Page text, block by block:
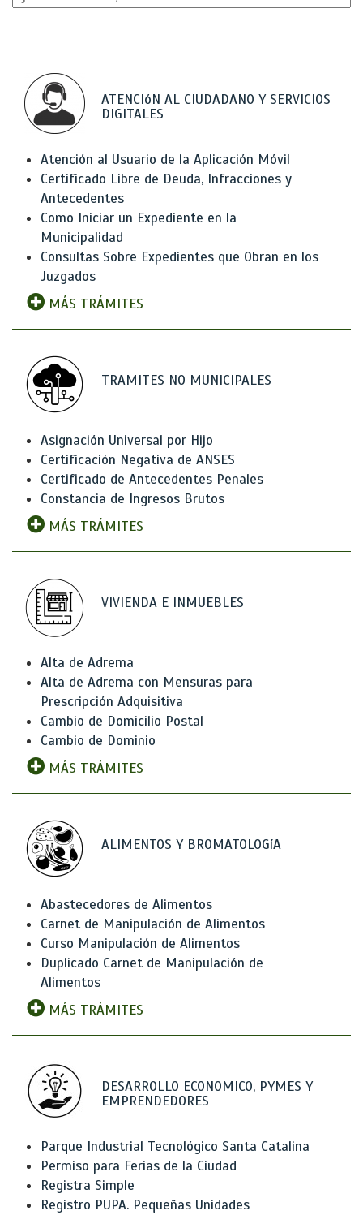
ATENCIóN AL CIUDADANO Y SERVICIOS
DIGITALES
Atención al Usuario de la Aplicación Móvil
Certificado Libre de Deuda, Infracciones y
Antecedentes
Como Iniciar un Expediente en la
Municipalidad
Consultas Sobre Expedientes que Obran en los
Juzgados
MÁS TRÁMITES
TRAMITES NO MUNICIPALES
Asignación Universal por Hijo
Certificación Negativa de ANSES
Certificado de Antecedentes Penales
Constancia de Ingresos Brutos
MÁS TRÁMITES
VIVIENDA E INMUEBLES
Alta de Adrema
Alta de Adrema con Mensuras para
Prescripción Adquisitiva
Cambio de Domicilio Postal
Cambio de Dominio
MÁS TRÁMITES
ALIMENTOS Y BROMATOLOGíA
Abastecedores de Alimentos
Carnet de Manipulación de Alimentos
Curso Manipulación de Alimentos
Duplicado Carnet de Manipulación de
Alimentos
MÁS TRÁMITES
DESARROLLO ECONOMICO, PYMES Y
EMPRENDEDORES
Parque Industrial Tecnológico Santa Catalina
Permiso para Ferias de la Ciudad
Registra Simple
Registro PUPA. Pequeñas Unidades